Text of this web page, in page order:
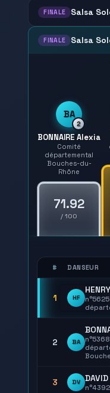
FINALE Salsa
FINALE Salsa
BA
2
BONNAIRE Alexia
Comité
départemental
Bouches-du-
Rhône
71.92
/ 100
# DANSEUR
1 HF
2 BA
3 DV